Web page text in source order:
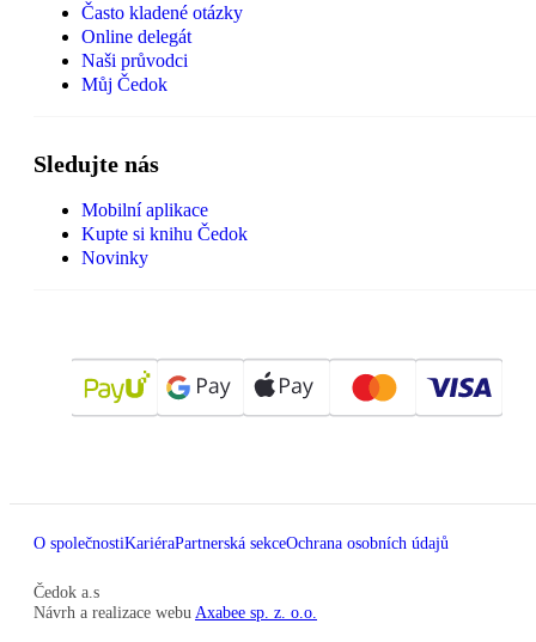
Často kladené otázky
Online delegát
Naši průvodci
Můj Čedok
Sledujte nás
Mobilní aplikace
Kupte si knihu Čedok
Novinky
O společnostiKariéraPartnerská sekceOchrana osobních údajů
Čedok a.s
Návrh a realizace webu Axabee sp. z. o.o.